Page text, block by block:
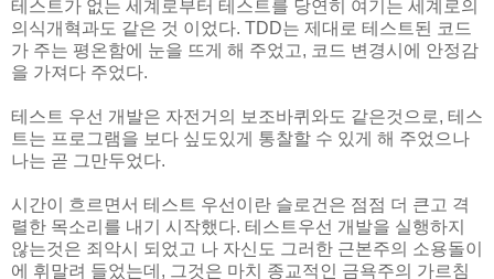
테스트가 없는 세계로부터 테스트를 당연히 여기는 세계로의
의식개혁과도 같은 것 이었다. TDD는 제대로 테스트된 코드
가 주는 평온함에 눈을 뜨게 해 주었고, 코드 변경시에 안정감
을 가져다 주었다.
테스트 우선 개발은 자전거의 보조바퀴와도 같은것으로, 테스
트는 프로그램을 보다 싶도있게 통찰할 수 있게 해 주었으나
나는 곧 그만두었다.
시간이 흐르면서 테스트 우선이란 슬로건은 점점 더 큰고 격
렬한 목소리를 내기 시작했다. 테스트우선 개발을 실행하지
않는것은 죄악시 되었고 나 자신도 그러한 근본주의 소용돌이
에 휘말려 들었는데, 그것은 마치 종교적인 금욕주의 가르침